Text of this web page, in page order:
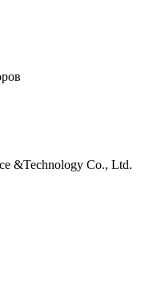
&Technology Co., Ltd.